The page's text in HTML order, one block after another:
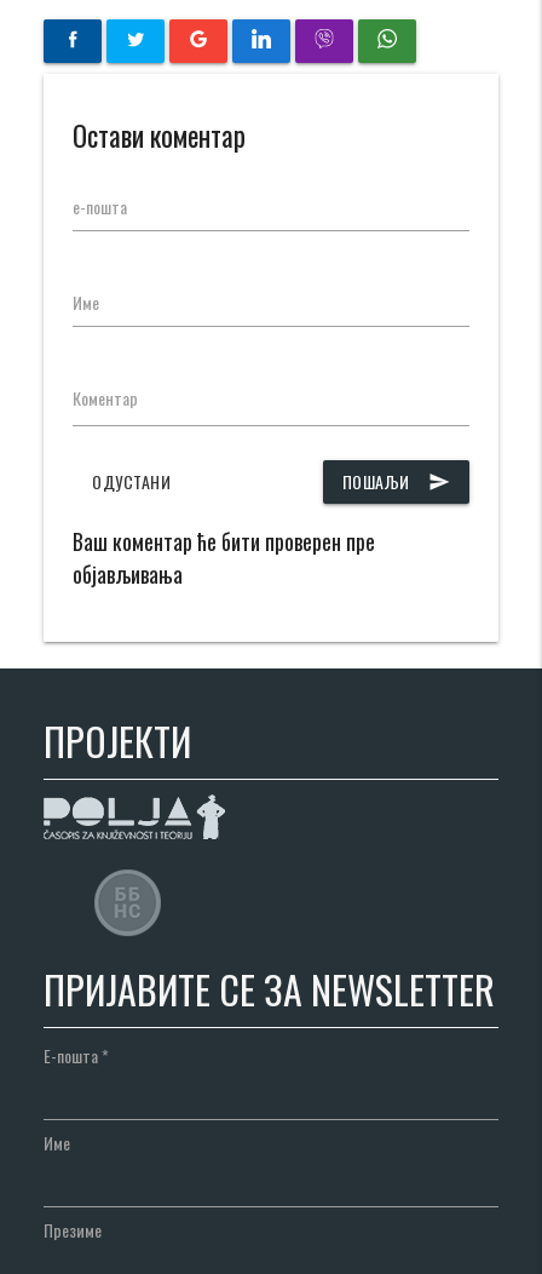
Остави коментар
е-пошта
Име
Коментар
ПОШАЉИ send
ОДУСТАНИ
Ваш коментар ће бити проверен пре
објављивања
ПРОЈЕКТИ
ПРИЈАВИТЕ СЕ ЗА NEWSLETTER
Е-пошта*
Име
Презиме